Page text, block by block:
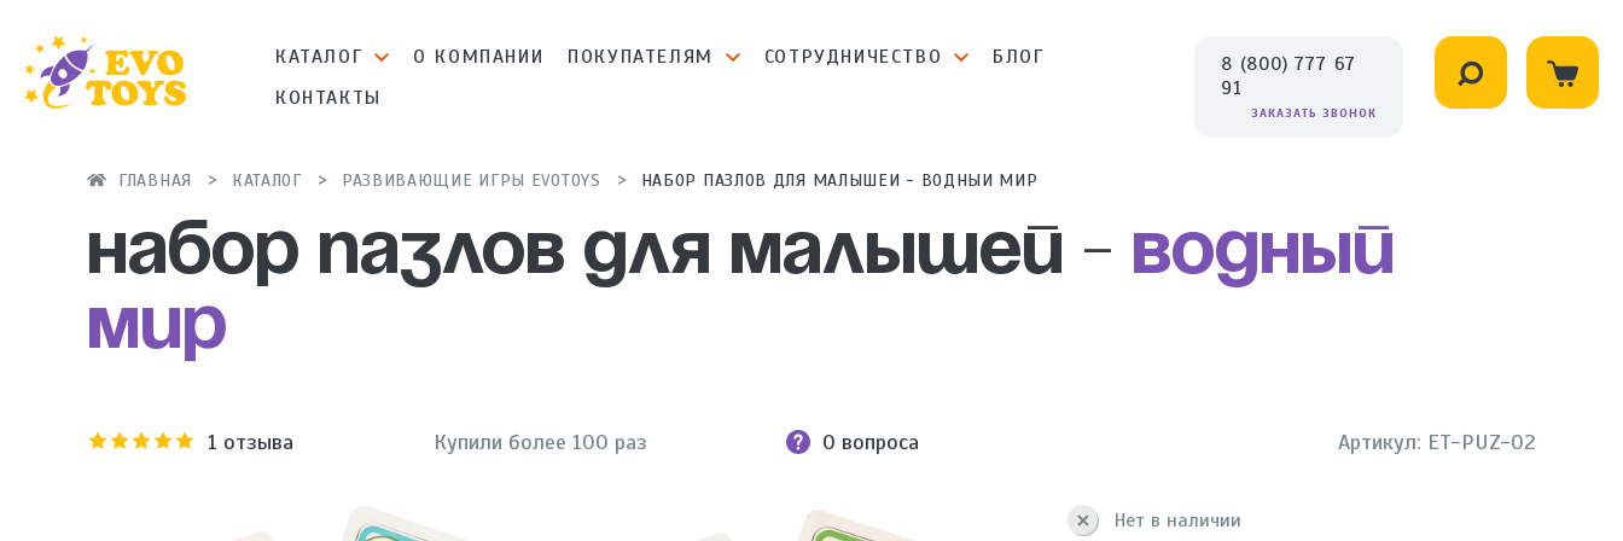
КАТАЛОГ О КОМПАНИИ ПОКУПАТЕЛЯМ СОТРУДНИЧЕСТВО
БЛОГ
КОНТАКТЫ
8 (800) 777 67
91
ЗАКАЗАТЬ ЗВОНОК
ГЛАВНАЯ КАТАЛОГ РАЗВИВАЮЩИЕ ИГРЫ EVOTOYS НАБОР ПАЗЛОВ ДЛЯ МАЛЫШЕЙ - ВОДНЫЙ МИР
Набор пазлов для малышей - Водный
мир
1 отзыва Купили более 100 раз 0 вопроса Артикул: ET-PUZ-02
Нет в наличии